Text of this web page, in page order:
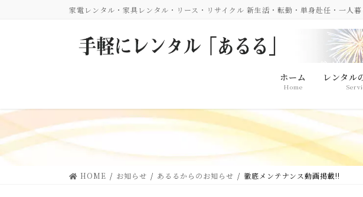
移
動
家電レンタル・家具レンタル・リース・リサイクル 新生活・転勤・単身赴任・一人暮
ホーム
Home
レンタル
HOME お知らせ あるるからのお知らせ 徹底メンテナンス動画掲載!!